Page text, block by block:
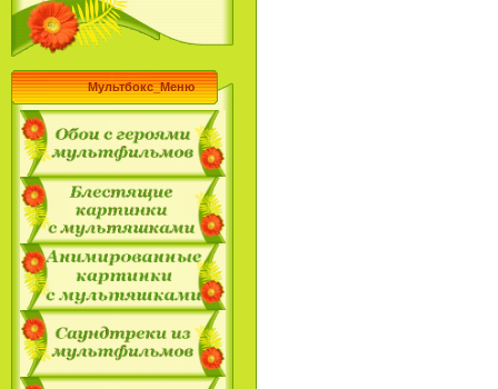
Мультбокс_Меню